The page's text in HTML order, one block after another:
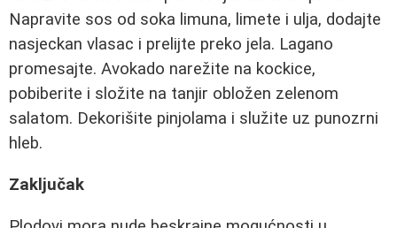
Napravite sos od soka limuna, limete i ulja, dodajte
nasjeckan vlasac i prelijte preko jela. Lagano
promesajte. Avokado narežite na kockice,
pobiberite i složite na tanjir obložen zelenom
salatom. Dekorišite pinjolama i služite uz punozrni
hleb.
Zaključak